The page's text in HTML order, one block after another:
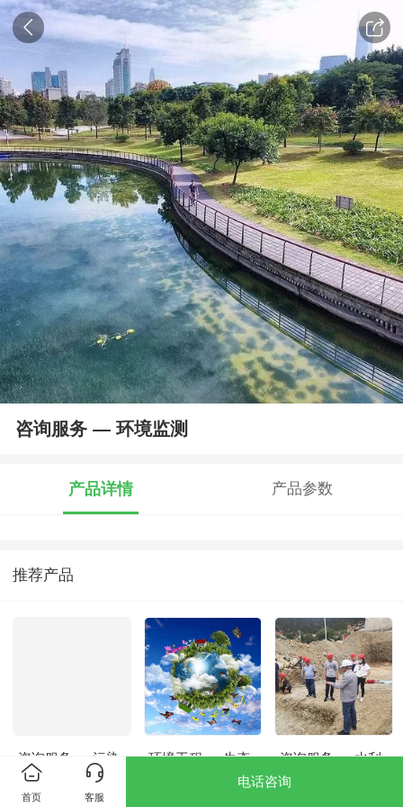
咨询服务 — 环境监测
产品详情 产品参数
推荐产品
咨询服务 — 污染
场地调查与评估
环境工程 — 生态
咨询服务 — 水利
与水土保持
首页 客服
电话咨询